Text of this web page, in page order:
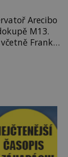
Arecibo
M13.
Franka
o